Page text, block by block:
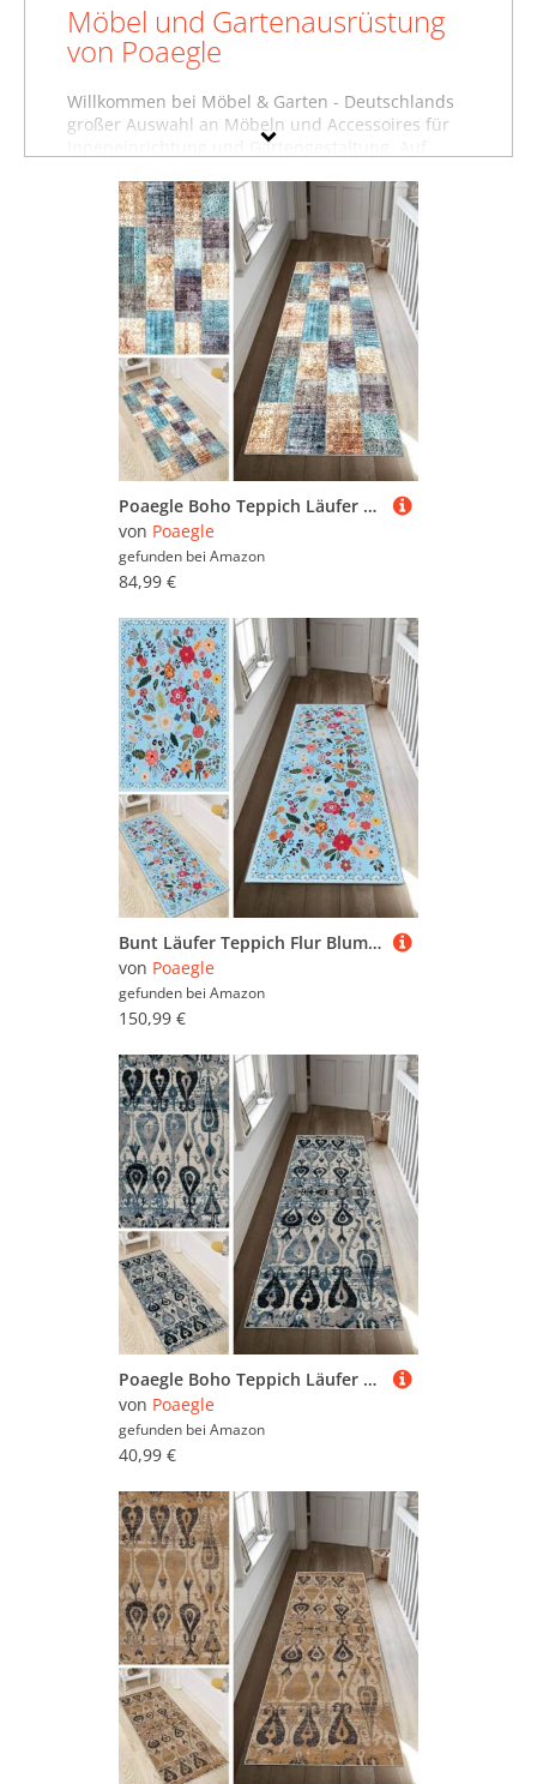
Möbel und Gartenausrüstung
von Poaegle
Willkommen bei Möbel & Garten - Deutschlands
großer Auswahl an Möbeln und Accessoires für
Inneneinrichtung und Gartengestaltung. Auf
Gartenausstattung und weitere Produkte von
Poaegle. Wollen Sie sich inspirieren lassen und
stöbern, oder suchen Sie etwas ganz bestimmtes?
Vielleicht finden Sie es in einer unserer
Möbelfachabteilungen, zum Beispiel im Bereich
Baumarktartikel von Poaegle, unter
Gartenausstattung von Poaegleoder in der
Abteilung fürWohntextilien von Poaegle
Sie auch die Filter auf dieser Seite, um gezielt
nach Produkten in bestimmten Farben,
Preisbereichen oder nach reduzierten Möbeln zu
suchen. Stöbern Sie in aller Ruhe und lassen Sie
sich inspirieren - wir wünschen Ihnen viel Spaß
Poaegle Boho Teppich Läufer Flur Abstrakt Lang rutschfest Waschbar Vintage Kücheläufer Teppich Läufer 60x500cm Dauerhaft Läuferteppich Flurläufer Korridor Meterware
von Poaegle
gefunden bei Amazon
84,99 €
Bunt Läufer Teppich Flur Blume Lang rutschfest Waschbar Moderne Kücheläufer Teppich Läufer 120x500cm Dauerhaft Läuferteppich Flurläufer Korridor Meterware
von Poaegle
gefunden bei Amazon
150,99 €
Poaegle Boho Teppich Läufer Flur Lang rutschfest Waschbar Vintage Kücheläufer Teppich Läufer 90x120cm Dauerhaft Läuferteppich Flurläufer Korridor Meterware
von Poaegle
gefunden bei Amazon
40,99 €